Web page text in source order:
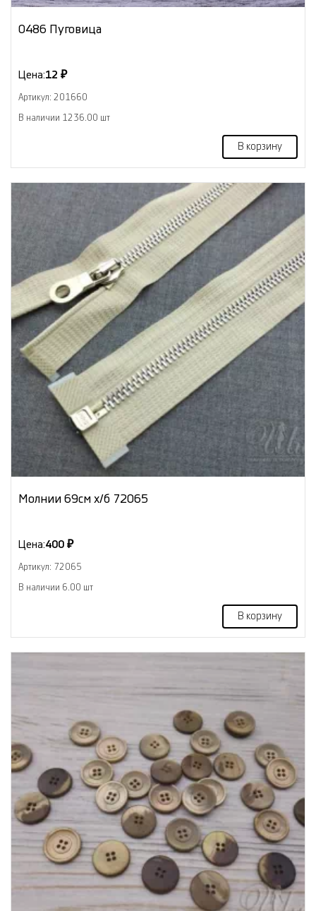
0486 Пуговица
Цена:12 ₽
Артикул: 201660
В наличии 1236.00 шт
В корзину
Молнии 69см х/б 72065
Цена:400 ₽
Артикул: 72065
В наличии 6.00 шт
В корзину